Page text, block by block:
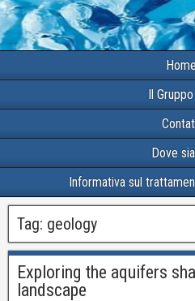
Il
Dove
Informativa sul
Tag: geology
Exploring the aquifers
landscape